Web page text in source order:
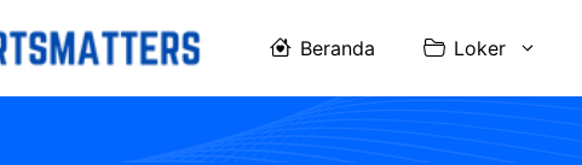
Beranda Loker